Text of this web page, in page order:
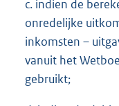
c. indien de
onredelijke
inkomsten –
vanuit het
gebruikt;